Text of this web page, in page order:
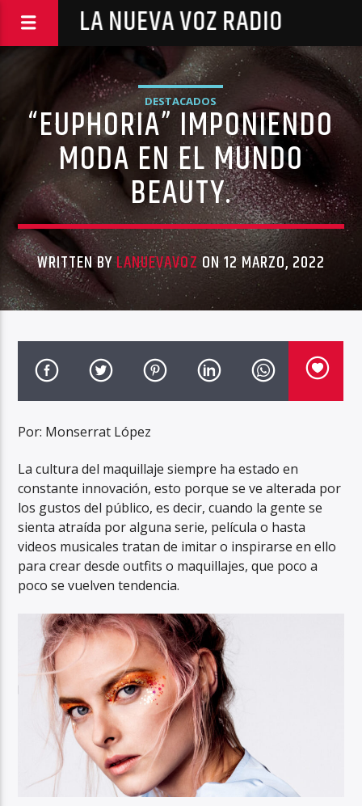
LA NUEVA VOZ RADIO
DESTACADOS
“EUPHORIA” IMPONIENDO
MODA EN EL MUNDO
BEAUTY.
WRITTEN BYLANUEVAVOZON 12 MARZO, 2022
Por: Monserrat López
La cultura del maquillaje siempre ha estado en
constante innovación, esto porque se ve alterada por
los gustos del público, es decir, cuando la gente se
sienta atraída por alguna serie, película o hasta
videos musicales tratan de imitar o inspirarse en ello
para crear desde outfits o maquillajes, que poco a
poco se vuelven tendencia.